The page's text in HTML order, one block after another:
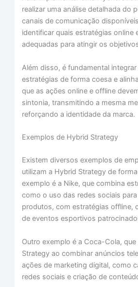
realizar uma análise detalhada do
canais de comunicação
identificar quais estratégias online
adequadas para atingir os
Além disso, é fundamental
estratégias de forma coesa e
que as ações online e offline
sintonia, transmitindo a mesma
reforçando a identidade da marca.
Exemplos de Hybrid Strategy
Existem diversos exemplos de
utilizam a Hybrid Strategy de
exemplo é a Nike, que combina
como o uso das redes sociais
produtos, com estratégias offline,
de eventos esportivos
Outro exemplo é a Coca-Cola,
Strategy ao combinar anúncios
ações de marketing digital, como
redes sociais e criação de